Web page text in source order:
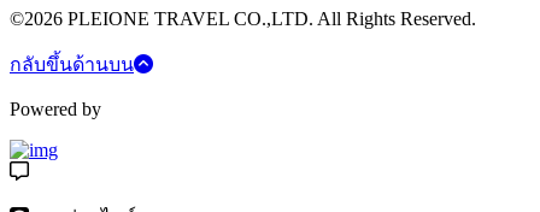
©2026 PLEIONE TRAVEL CO.,LTD. All Rights Reserved.
กลับขึ้นด้านบน
Powered by